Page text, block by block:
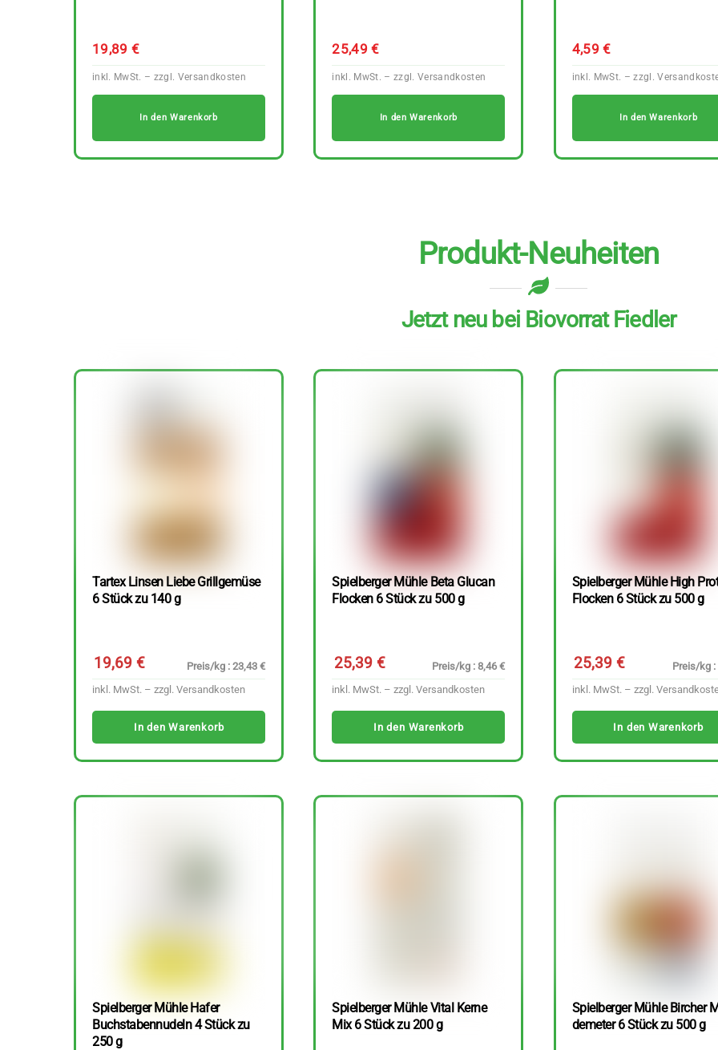
19,89€
In den Warenkorb
25,49€
In den Warenkorb
4,59€
In den Warenkorb
Produkt-Neuheiten
Jetzt neu bei Biovorrat Fiedler
Tartex Linsen Liebe Grillgemüse
6 Stück zu 140 g
19,69€
Preis/kg : 23,43 €
inkl. MwSt. – zzgl. Versandkosten
In den Warenkorb
Spielberger Mühle Beta Glucan
Flocken 6 Stück zu 500 g
25,39 €
Preis/kg : 8,46 €
inkl. MwSt. – zzgl.Versandkosten
In den Warenkorb
Spielberger Mühle High
Flocken 6 Stück zu 500 g
25,39 €
Preis/kg :
inkl. MwSt. – zzgl.
In den Warenkorb
Spielberger Mühle Hafer
Buchstabennudeln 4 Stück zu
250 g
Spielberger Mühle Vital Kerne
Mix 6 Stück zu 200 g
Spielberger Mühle Bircher
demeter 6 Stück zu 500 g